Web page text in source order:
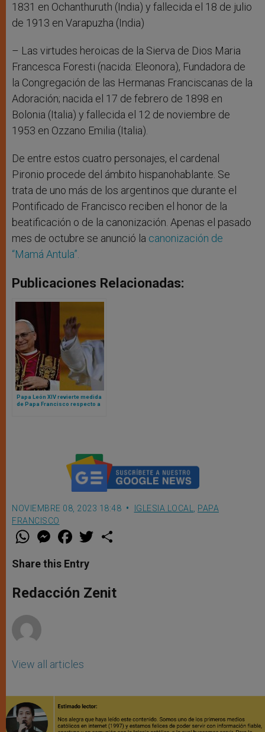
1831 en Ochanthuruth (India) y fallecida el 18 de julio
de 1913 en Varapuzha (India)
– Las virtudes heroicas de la Sierva de Dios Maria
Francesca Foresti (nacida: Eleonora), Fundadora de
la Congregación de las Hermanas Franciscanas de la
Adoración; nacida el 17 de febrero de 1898 en
Bolonia (Italia) y fallecida el 12 de noviembre de
1953 en Ozzano Emilia (Italia).
De entre estos cuatro personajes, el cardenal
Pironio procede del ámbito hispanohablante. Se
trata de uno más de los argentinos que durante el
Pontificado de Francisco reciben el honor de la
beatificación o de la canonización. Apenas el pasado
mes de octubre se anunció la canonización de
“Mamá Antula”.
Publicaciones Relacionadas:
Papa León XIV revierte medida
de Papa Francisco respecto a
NOVIEMBRE 08, 2023 18:48 IGLESIA LOCAL
PAPA
FRANCISCO
W
t
s
p
p
M
e
s
e
g
e
F
a
e
b
o
k
w
r
Share this Entry
Redacción Zenit
View all articles